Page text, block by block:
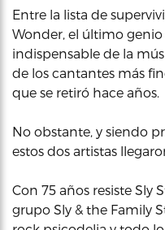
Entre la lista de
Wonder, el último
indispensable de la
de los cantantes más
que se retiró hace años.
No obstante, y siendo
estos dos artistas
Con 75 años resiste Sly
grupo Sly & the Family